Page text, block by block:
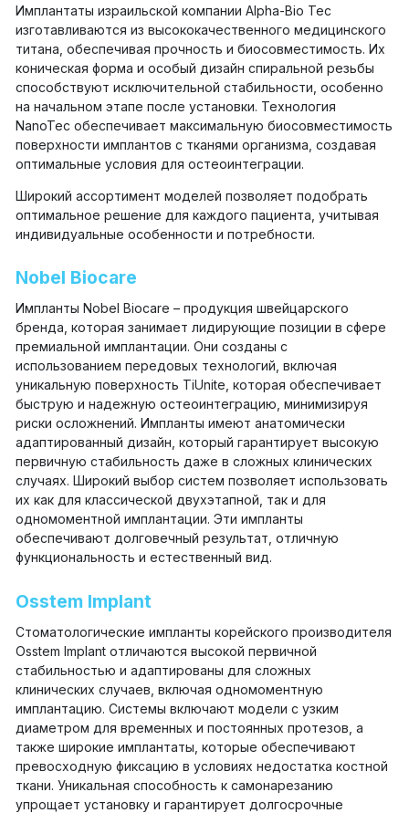
Имплантаты израильской компании Alpha-Bio Tec
изготавливаются из высококачественного медицинского
титана, обеспечивая прочность и биосовместимость. Их
коническая форма и особый дизайн спиральной резьбы
способствуют исключительной стабильности, особенно
на начальном этапе после установки. Технология
NanoTec обеспечивает максимальную биосовместимость
поверхности имплантов с тканями организма, создавая
оптимальные условия для остеоинтеграции.
Широкий ассортимент моделей позволяет подобрать
оптимальное решение для каждого пациента, учитывая
индивидуальные особенности и потребности.
Nobel Biocare
Импланты Nobel Biocare – продукция швейцарского
бренда, которая занимает лидирующие позиции в сфере
премиальной имплантации. Они созданы с
использованием передовых технологий, включая
уникальную поверхность TiUnite, которая обеспечивает
быструю и надежную остеоинтеграцию, минимизируя
риски осложнений. Импланты имеют анатомически
адаптированный дизайн, который гарантирует высокую
первичную стабильность даже в сложных клинических
случаях. Широкий выбор систем позволяет использовать
их как для классической двухэтапной, так и для
одномоментной имплантации. Эти импланты
обеспечивают долговечный результат, отличную
функциональность и естественный вид.
Osstem Implant
Стоматологические импланты корейского производителя
Osstem Implant отличаются высокой первичной
стабильностью и адаптированы для сложных
клинических случаев, включая одномоментную
имплантацию. Системы включают модели с узким
диаметром для временных и постоянных протезов, а
также широкие имплантаты, которые обеспечивают
превосходную фиксацию в условиях недостатка костной
ткани. Уникальная способность к самонарезанию
упрощает установку и гарантирует долгосрочные